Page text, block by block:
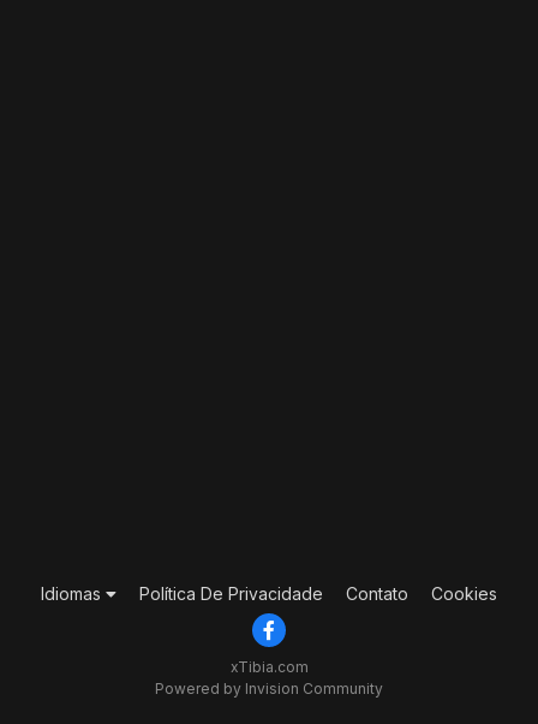
Idiomas Política De Privacidade Contato Cookies
xTibia.com
Powered by Invision Community